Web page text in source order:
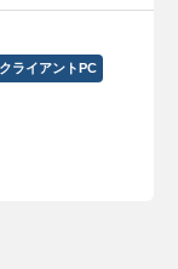
クライアントPC